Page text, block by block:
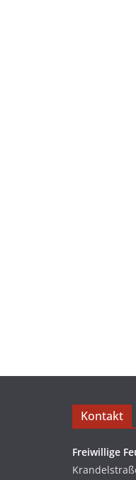
Kontakt
Freiwillige